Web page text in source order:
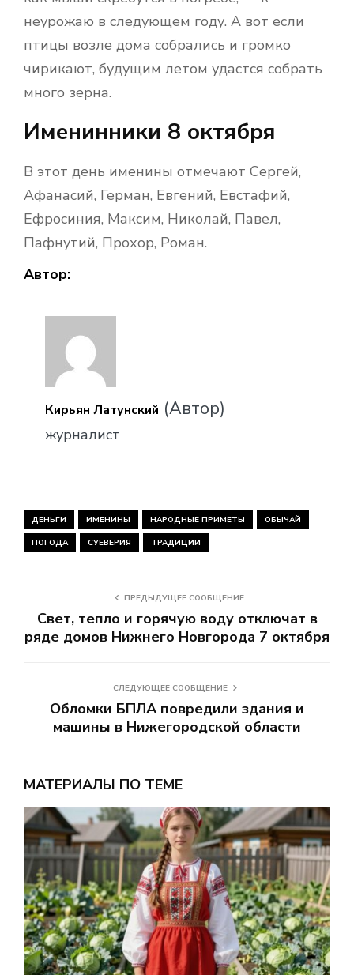
неурожаю в следующем году. А вот если
птицы возле дома собрались и громко
чирикают, будущим летом удастся собрать
много зерна.
Именинники 8 октября
В этот день именины отмечают Сергей,
Афанасий, Герман, Евгений, Евстафий,
Ефросиния, Максим, Николай, Павел,
Пафнутий, Прохор, Роман.
Автор:
Кирьян Латунский (Автор)
журналист
ДЕНЬГИ ИМЕНИНЫ НАРОДНЫЕ ПРИМЕТЫ ОБЫЧАЙ
ПОГОДА СУЕВЕРИЯ ТРАДИЦИИ
ПРЕДЫДУЩЕЕ СООБЩЕНИЕ
Свет, тепло и горячую воду отключат в
ряде домов Нижнего Новгорода 7 октября
СЛЕДУЮЩЕЕ СООБЩЕНИЕ
Обломки БПЛА повредили здания и
машины в Нижегородской области
МАТЕРИАЛЫ ПО ТЕМЕ